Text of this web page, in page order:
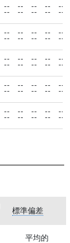
--
--
--
--
--
--
--
--
--
--
--
--
--
--
--
--
--
--
--
--
--
--
--
--
--
--
--
--
--
--
--
--
--
--
--
--
--
--
--
--
--
--
--
--
--
--
--
--
--
--
標準偏差
平均的